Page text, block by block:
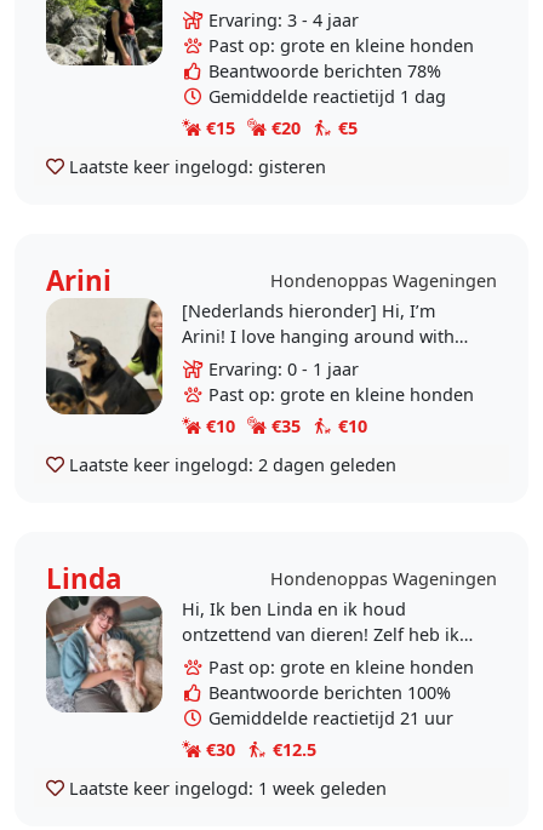
met balkon, en geniet van de
prachtige omgeving. Zelf geniet ik
enorm van in het bos..
Ervaring: 3 - 4 jaar
Past op: grote en kleine honden
Beantwoorde berichten 78%
Gemiddelde reactietijd 1 dag
€15
€20
€5
Laatste keer ingelogd: gisteren
Arini
Hondenoppas Wageningen
[Nederlands hieronder] Hi, I’m
Arini! I love hanging around with
animals and I deeply miss my dogs
back home, and while I’m job
hunting in the..
Ervaring: 0 - 1 jaar
Past op: grote en kleine honden
€10
€35
€10
Laatste keer ingelogd: 2 dagen geleden
Linda
Hondenoppas Wageningen
Hi, Ik ben Linda en ik houd
ontzettend van dieren! Zelf heb ik
een Labradoodle van 2,5 jaar oud!
Zij woont voornamelijk bij mijn
moeder en als..
Past op: grote en kleine honden
Beantwoorde berichten 100%
Gemiddelde reactietijd 21 uur
€30
€12.5
Laatste keer ingelogd: 1 week geleden